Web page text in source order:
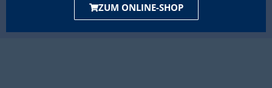
ZUM ONLINE-SHOP